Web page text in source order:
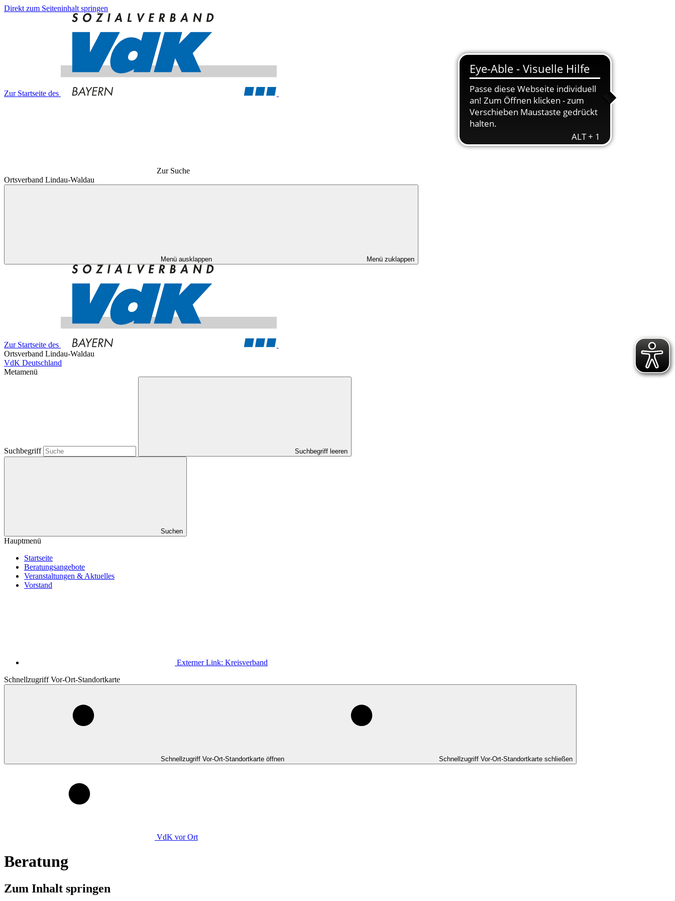
Direkt zum Seiteninhalt springen
Zur Startseite des
Zur Suche
Ortsverband Lindau-Waldau
Menü ausklappen Menü zuklappen
Zur Startseite des
Ortsverband Lindau-Waldau
VdK Deutschland
Metamenü
Suchbegriff Suchbegriff leeren
Suchen
Hauptmenü
Startseite
Beratungsangebote
Veranstaltungen & Aktuelles
Vorstand
Externer Link: Kreisverband
Schnellzugriff Vor-Ort-Standortkarte
Schnellzugriff Vor-Ort-Standortkarte öffnen Schnellzugriff Vor-Ort-Standortkarte schließen
VdK vor Ort
Beratung
Zum Inhalt springen